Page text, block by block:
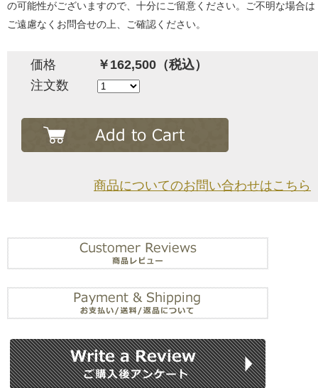
の可能性がございますので、十分にご留意ください。ご不明な場合は
ご遠慮なくお問合せの上、ご確認ください。
価格
￥162,500（税込）
注文数
商品についてのお問い合わせはこちら